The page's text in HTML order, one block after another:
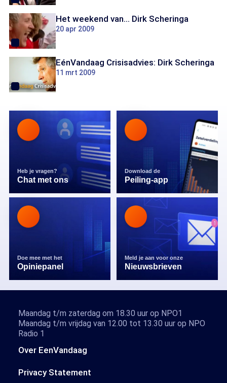
Het weekend van... Dirk Scheringa
20 apr 2009
EénVandaag Crisisadvies: Dirk Scheringa
11 mrt 2009
Heb je vragen?
Chat met ons
Download de
Peiling-app
Doe mee met het
Opiniepanel
Meld je aan voor onze
Nieuwsbrieven
Over EenVandaag
Privacy Statement
Maandag t/m zaterdag om 18.30 uur op NPO1
Maandag t/m vrijdag van 12.00 tot 13.30 uur op NPO
Radio 1